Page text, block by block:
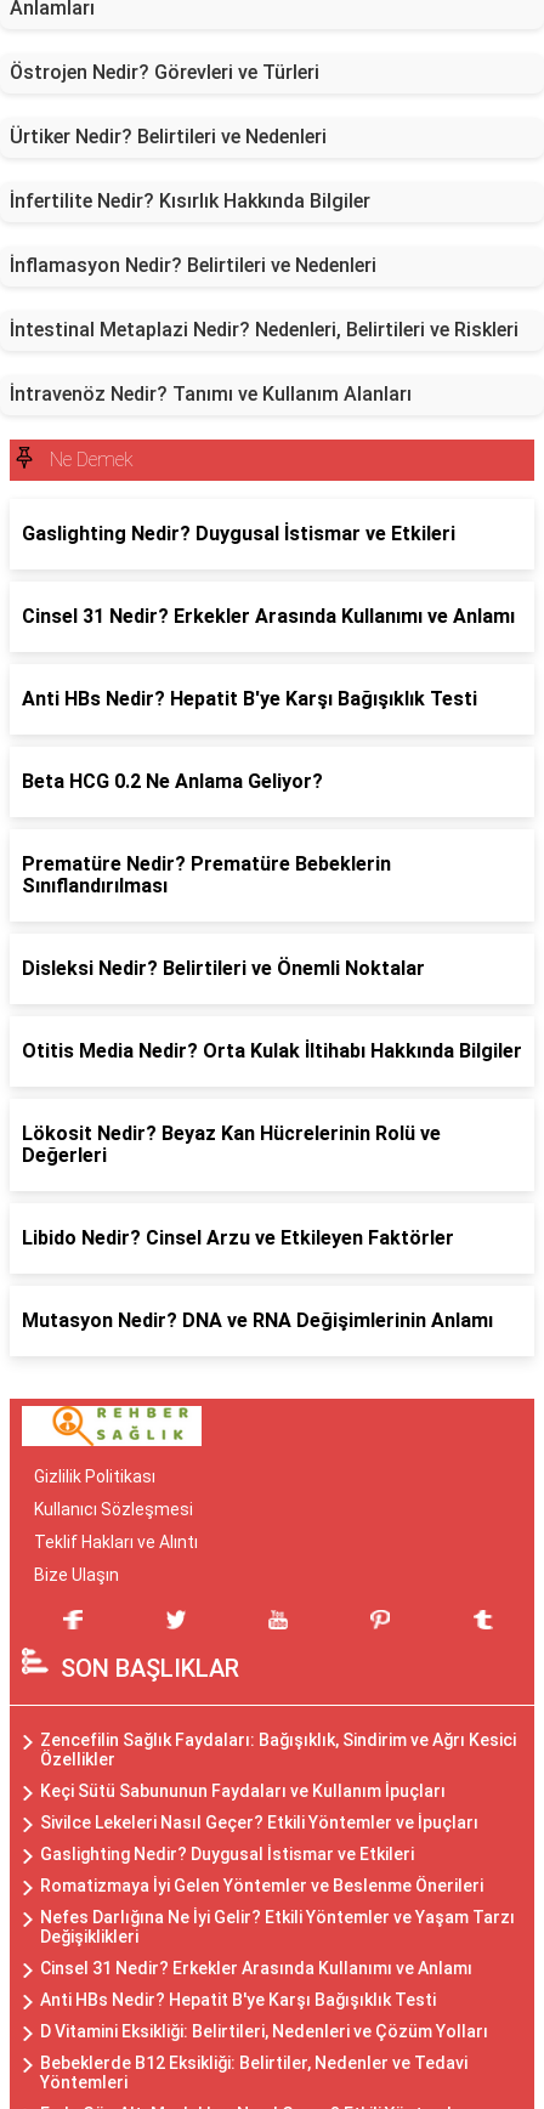
Anlamları
Östrojen Nedir? Görevleri ve Türleri
Ürtiker Nedir? Belirtileri ve Nedenleri
İnfertilite Nedir? Kısırlık Hakkında Bilgiler
İnflamasyon Nedir? Belirtileri ve Nedenleri
İntestinal Metaplazi Nedir? Nedenleri, Belirtileri ve Riskleri
İntravenöz Nedir? Tanımı ve Kullanım Alanları
Ne Demek
Gaslighting Nedir? Duygusal İstismar ve Etkileri
Cinsel 31 Nedir? Erkekler Arasında Kullanımı ve Anlamı
Anti HBs Nedir? Hepatit B'ye Karşı Bağışıklık Testi
Beta HCG 0.2 Ne Anlama Geliyor?
Prematüre Nedir? Prematüre Bebeklerin
Sınıflandırılması
Disleksi Nedir? Belirtileri ve Önemli Noktalar
Otitis Media Nedir? Orta Kulak İltihabı Hakkında Bilgiler
Lökosit Nedir? Beyaz Kan Hücrelerinin Rolü ve
Değerleri
Libido Nedir? Cinsel Arzu ve Etkileyen Faktörler
Mutasyon Nedir? DNA ve RNA Değişimlerinin Anlamı
Gizlilik Politikası
Kullanıcı Sözleşmesi
Teklif Hakları ve Alıntı
Bize Ulaşın
SON BAŞLIKLAR
Zencefilin Sağlık Faydaları: Bağışıklık, Sindirim ve Ağrı Kesici
Özellikler
Keçi Sütü Sabununun Faydaları ve Kullanım İpuçları
Sivilce Lekeleri Nasıl Geçer? Etkili Yöntemler ve İpuçları
Gaslighting Nedir? Duygusal İstismar ve Etkileri
Romatizmaya İyi Gelen Yöntemler ve Beslenme Önerileri
Nefes Darlığına Ne İyi Gelir? Etkili Yöntemler ve Yaşam Tarzı
Değişiklikleri
Cinsel 31 Nedir? Erkekler Arasında Kullanımı ve Anlamı
Anti HBs Nedir? Hepatit B'ye Karşı Bağışıklık Testi
D Vitamini Eksikliği: Belirtileri, Nedenleri ve Çözüm Yolları
Bebeklerde B12 Eksikliği: Belirtiler, Nedenler ve Tedavi
Yöntemleri